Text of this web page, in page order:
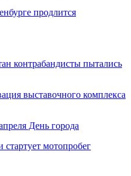
продлится
контрабандисты пытались
выставочного комплекса
День города
мотопробег